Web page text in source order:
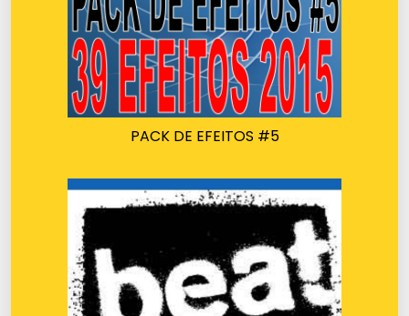
PACK DE EFEITOS #5